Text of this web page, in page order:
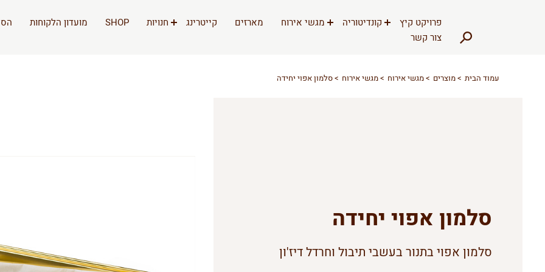
פרויקט קיץ קונדיטוריה מגשי אירוח מארזים קייטרינג חנויות SHOP מועדון הלקוחות
צור קשר
עמוד הבית מוצרים מגשי אירוח מגשי אירוח סלמון אפוי יחידה
סלמון אפוי יחידה
סלמון אפוי בתנור בעשבי תיבול וחרדל דיז'ון